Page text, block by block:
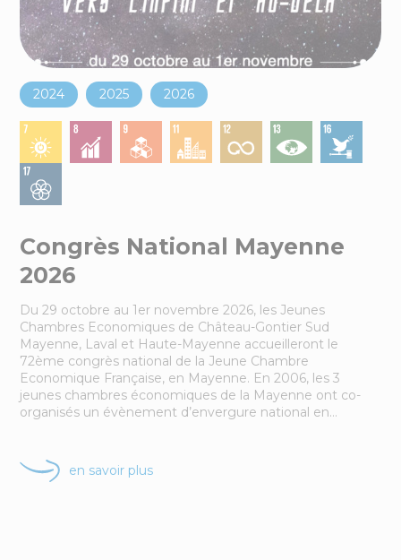
2024 2025 2026
Congrès National Mayenne
2026
Du 29 octobre au 1er novembre 2026, les Jeunes
Chambres Economiques de Château-Gontier Sud
Mayenne, Laval et Haute-Mayenne accueilleront le
72ème congrès national de la Jeune Chambre
Economique Française, en Mayenne. En 2006, les 3
jeunes chambres économiques de la Mayenne ont co-
organisés un évènement d’envergure national en…
en savoir plus